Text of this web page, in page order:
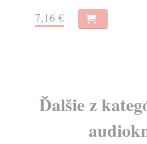
7,16 €
Ďalšie z